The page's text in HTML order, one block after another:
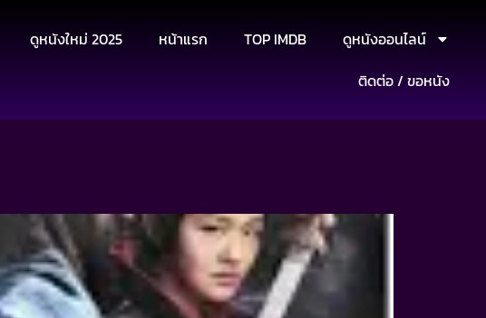
ดูหนังใหม่ 2025 หน้าแรก TOP IMDB
ดูหนังออนไลน์
ติดต่อ / ขอหนัง